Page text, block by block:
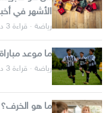
الأشهر في
رياضة · قراءة 3 دقائق
ما موعد
رياضة · قراءة 3 دقائق
ما هو الخرف؟